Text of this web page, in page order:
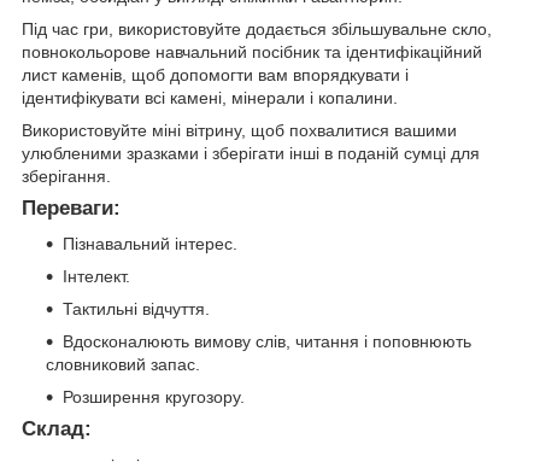
Під час гри, використовуйте додається збільшувальне скло,
повнокольорове навчальний посібник та ідентифікаційний
лист каменів, щоб допомогти вам впорядкувати і
ідентифікувати всі камені, мінерали і копалини.
Використовуйте міні вітрину, щоб похвалитися вашими
улюбленими зразками і зберігати інші в поданій сумці для
зберігання.
Переваги:
Пізнавальний інтерес.
Інтелект.
Тактильні відчуття.
Вдосконалюють вимову слів, читання і поповнюють
словниковий запас.
Розширення кругозору.
Склад: